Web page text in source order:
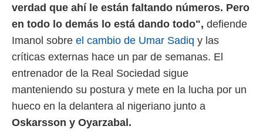
un
datos
perfiles
verdad que ahí le están faltando números. Pero
en todo lo demás lo está dando todo", defiende
Imanol sobre el cambio de Umar Sadiq y las
críticas externas hace un par de semanas. El
entrenador de la Real Sociedad sigue
manteniendo su postura y mete en la lucha por un
hueco en la delantera al nigeriano junto a
Oskarsson y Oyarzabal.